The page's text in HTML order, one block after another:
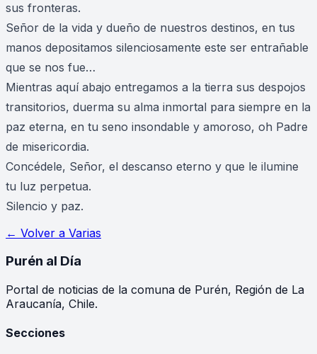
sus fronteras.
Señor de la vida y dueño de nuestros destinos, en tus
manos depositamos silenciosamente este ser entrañable
que se nos fue…
Mientras aquí abajo entregamos a la tierra sus despojos
transitorios, duerma su alma inmortal para siempre en la
paz eterna, en tu seno insondable y amoroso, oh Padre
de misericordia.
Concédele, Señor, el descanso eterno y que le ilumine
tu luz perpetua.
Silencio y paz.
← Volver a Varias
Purén al Día
Portal de noticias de la comuna de Purén, Región de La
Araucanía, Chile.
Secciones